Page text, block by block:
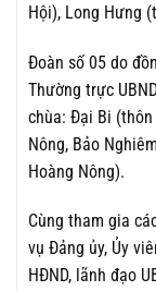
Hội), Long Hưng
Đoàn số 05 do
Thường trực
chùa: Đại Bi (thôn
Nông, Bảo
Hoàng Nông).
Cùng tham gia
vụ Đảng ủy, Ủy
HĐND, lãnh đạo